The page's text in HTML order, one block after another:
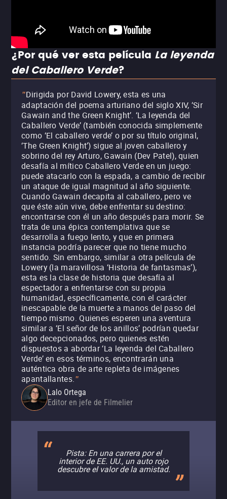
¿Por qué ver esta película La leyenda
del Caballero Verde?
"Dirigida por David Lowery, esta es una
adaptación del poema arturiano del siglo XIV, ‘Sir
Gawain and the Green Knight’. ‘La leyenda del
Caballero Verde’ (también conocida simplemente
como ‘El caballero verde’ o por su título original,
‘The Green Knight’) sigue al joven caballero y
sobrino del rey Arturo, Gawain (Dev Patel), quien
desafía al mítico Caballero Verde en un juego:
puede atacarlo con la espada, a cambio de recibir
un ataque de igual magnitud al año siguiente.
Cuando Gawain decapita al caballero, pero ve
que éste aún vive, debe enfrentar su destino:
encontrarse con él un año después para morir. Se
trata de una épica contemplativa que se
desarrolla a fuego lento, y que en primera
instancia podría parecer que no tiene mucho
sentido. Sin embargo, similar a otra película de
Lowery (la maravillosa ‘Historia de fantasmas’),
esta es la clase de historia que desafía al
espectador a enfrentarse con su propia
humanidad, específicamente, con el carácter
inescapable de la muerte a manos del paso del
tiempo mismo. Quienes esperen una aventura
similar a ‘El señor de los anillos’ podrían quedar
algo decepcionados, pero quienes estén
dispuestos a abordar ‘La leyenda del Caballero
Verde’ en esos términos, encontrarán una
auténtica obra de arte repleta de imágenes
apantallantes."
Lalo Ortega
Editor en jefe de Filmelier
Pista: En una carrera por el
interior de EE. UU., un auto rojo
descubre el valor de la amistad.